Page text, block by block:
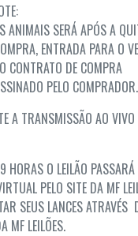
ANIMAIS SERÁ APÓS A
ENTRADA PARA O
CONTRATO DE COMPRA
PELO COMPRADOR.
A TRANSMISSÃO AO VIVO
HORAS O LEILÃO PASSARÁ
PELO SITE DA MF
SEUS LANCES ATRAVÉS
MF LEILÕES.